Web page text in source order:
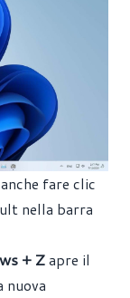
fare clic
nella barra
+ Zapre il
nuova